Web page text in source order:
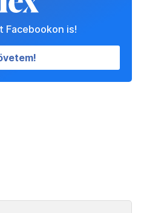
Facebookon is!